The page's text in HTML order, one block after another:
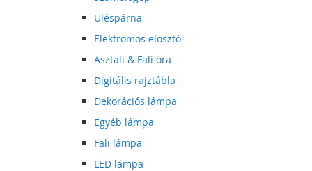
Üléspárna
Elektromos elosztó
Asztali & Fali óra
Digitális rajztábla
Dekorációs lámpa
Egyéb lámpa
Fali lámpa
LED lámpa